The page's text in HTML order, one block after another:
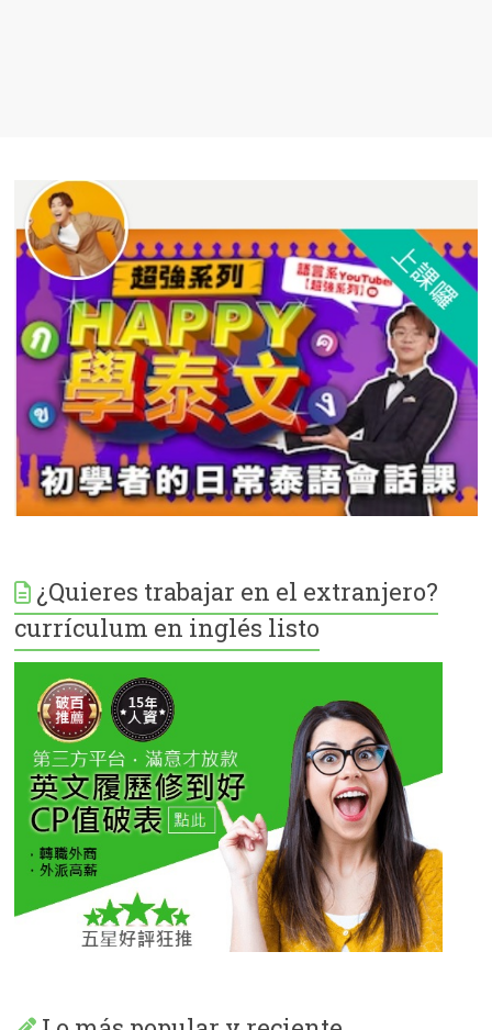
¿Quieres trabajar en el extranjero?
currículum en inglés listo